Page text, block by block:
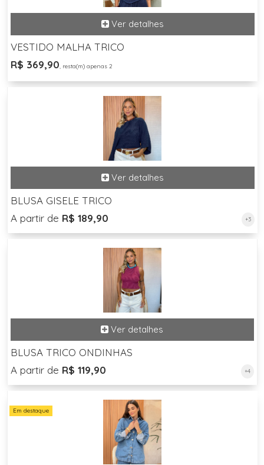
VESTIDO MALHA TRICO
R$ 369,90, resta(m) apenas 2
BLUSA GISELE TRICO
A partir de R$ 189,90 +3
BLUSA TRICO ONDINHAS
A partir de R$ 119,90 +4
Em destaque